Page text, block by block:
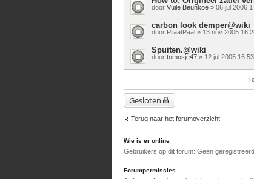
door Vuile Beunkoe» 06 jul 2006
carbon look demper@wiki
door PraatPaal» 13 nov 2005
Spuiten.@wiki
door tomosje47» 12 jul 2005 16:53
Gesloten
Terug naar het forumoverzicht
Wie is er online
Gebruikers op dit forum: Geen
Forumpermissies